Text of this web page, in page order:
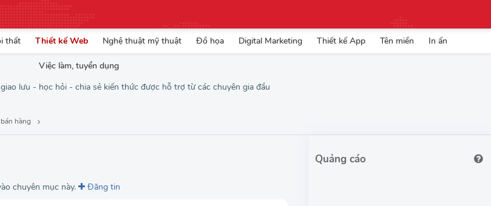
thất Thiết kế Web Nghệ thuật mỹ thuật Đồ họa Digital Marketing Thiết kế App Tên miền In ấn
Việc làm, tuyển dụng
lưu - học hỏi - chia sẻ kiến thức được hỗ trợ từ các chuyên gia đầu
hàng
chuyên mục này. Đăng tin